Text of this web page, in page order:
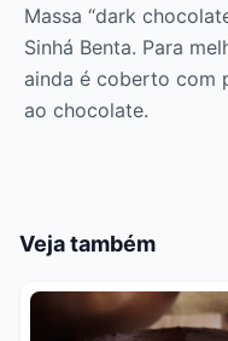
Massa “dark
Sinhá Benta. Para
ainda é coberto com
ao chocolate.
Veja também